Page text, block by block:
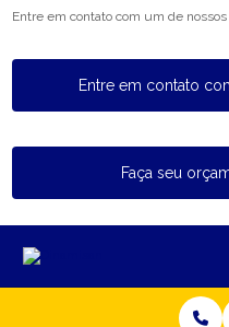
Entre em contato com um de
Entre em contato
Faça seu